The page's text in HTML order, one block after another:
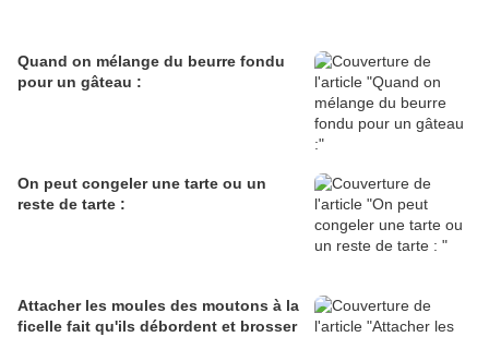
Quand on mélange du beurre fondu
pour un gâteau :
On peut congeler une tarte ou un
reste de tarte :
Attacher les moules des moutons à la
ficelle fait qu'ils débordent et brosser